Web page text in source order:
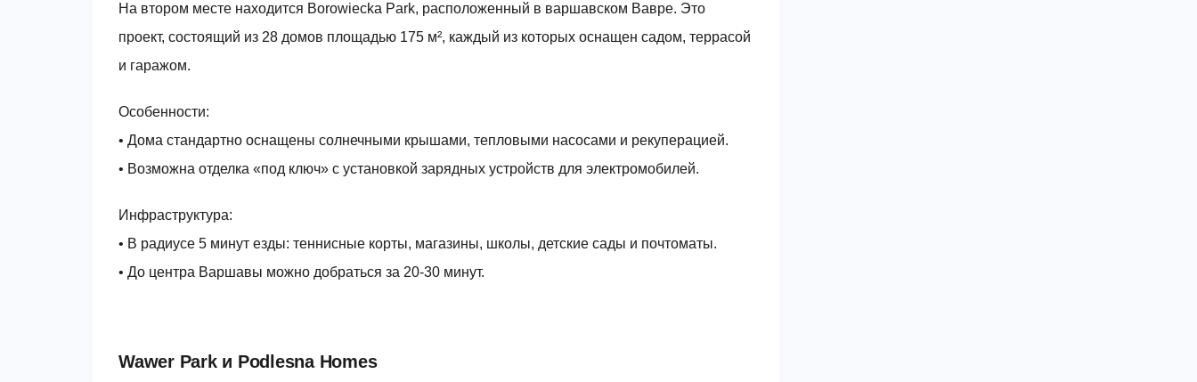
На втором месте находится Borowiecka Park, расположенный в варшавском Вавре. Это
проект, состоящий из 28 домов площадью 175 м², каждый из которых оснащен садом, террасой
и гаражом.
Особенности:
• Дома стандартно оснащены солнечными крышами, тепловыми насосами и рекуперацией.
• Возможна отделка «под ключ» с установкой зарядных устройств для электромобилей.
Инфраструктура:
• В радиусе 5 минут езды: теннисные корты, магазины, школы, детские сады и почтоматы.
• До центра Варшавы можно добраться за 20-30 минут.
Wawer Park и Podlesna Homes